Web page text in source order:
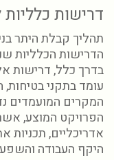
דרישות כלליות
תהליך קבלת היתר
הדרישות הכלליות
בדרך כלל, דרישות
עומד בתקני בטיחות,
המקרים המועמדים
הפרויקט המוצע,
אדריכליים,
היקף העבודה